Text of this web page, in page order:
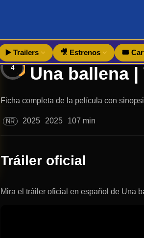
▶️ Trailers 🎥 Estrenos 🎟️
4
Ficha completa de la película con
NR 2025 2025 107 min
Tráiler oficial
Mira el tráiler oficial en español de Una